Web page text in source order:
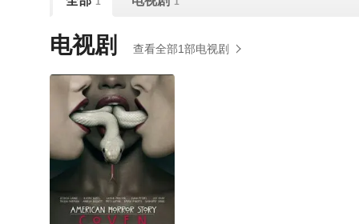
电视剧 查看全部1部电视剧